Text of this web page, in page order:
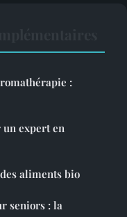
:
expert en
aliments bio
seniors : la